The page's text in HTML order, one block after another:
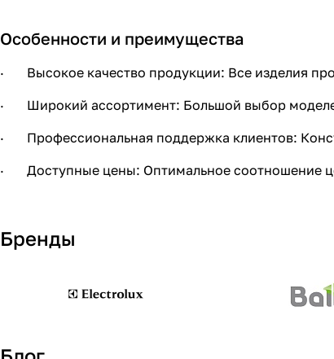
Особенности и преимущества
· Высокое качество продукции: Все изделия
· Широкий ассортимент: Большой выбор
· Профессиональная поддержка клиентов:
· Доступные цены: Оптимальное соотношение
Бренды